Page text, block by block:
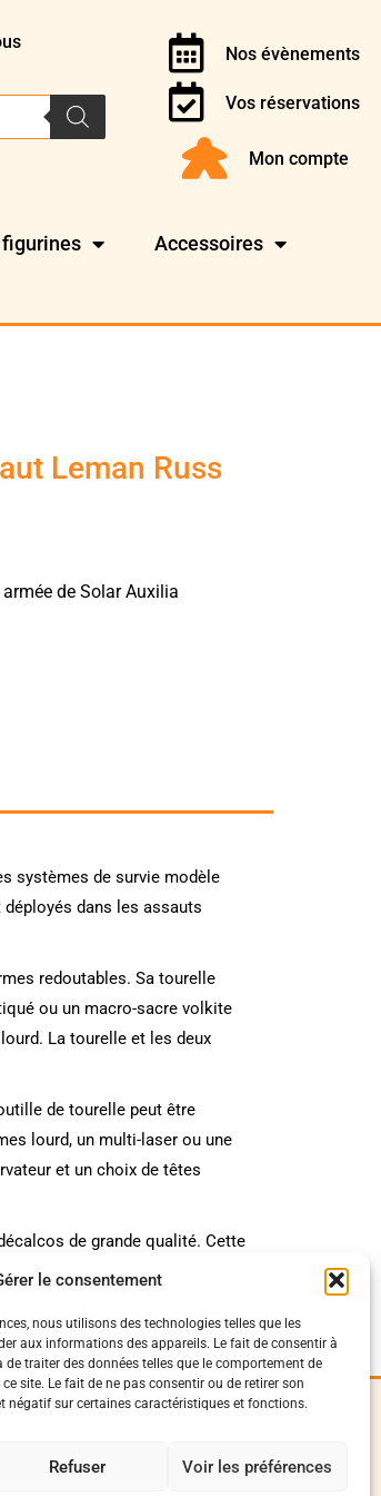
le consentement
nous utilisons des technologies telles que les
aux informations des appareils. Le fait de consentir à
traiter des données telles que le comportement de
site. Le fait de ne pas consentir ou de retirer son
négatif sur certaines caractéristiques et fonctions.
Refuser Voir les préférences
Nos évènements
Vos réservations
Mon compte
Accessoires
Leman Russ
de Solar Auxilia
systèmes de survie modèle
dans les assauts
redoutables. Sa tourelle
ou un macro-sacre volkite
La tourelle et les deux
de tourelle peut être
lourd, un multi-laser ou une
et un choix de têtes
de grande qualité. Cette
Colour.
Suivez-Nous
Facebook